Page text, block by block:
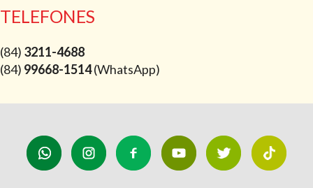
TELEFONES
(84) 3211-4688
(84) 99668-1514(WhatsApp)